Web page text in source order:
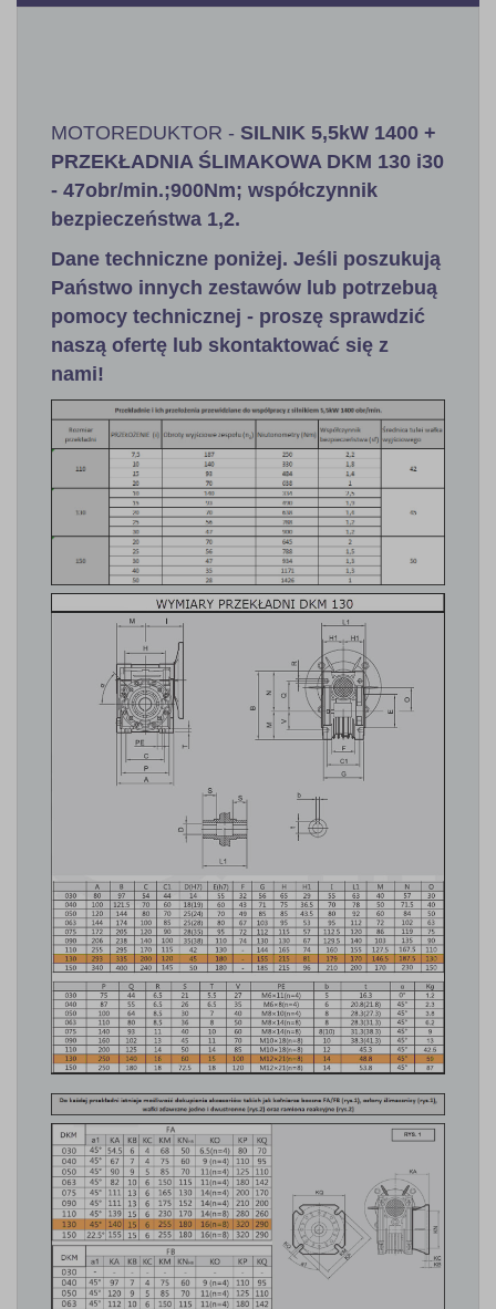
MOTOREDUKTOR - SILNIK 5,5kW 1400 +
PRZEKŁADNIA ŚLIMAKOWA DKM 130 i30
- 47obr/min.;900Nm; współczynnik
bezpieczeństwa 1,2.
Dane techniczne poniżej. Jeśli poszukują
Państwo innych zestawów lub potrzebuą
pomocy technicznej - proszę sprawdzić
naszą ofertę lub skontaktować się z
nami!